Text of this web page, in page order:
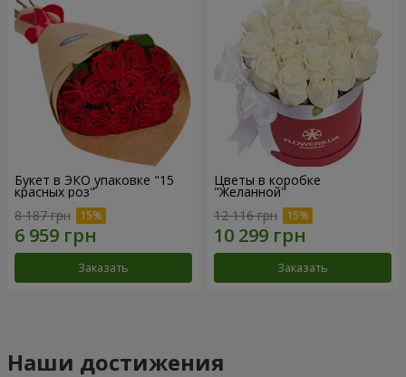
Букет в ЭКО упаковке "15
красных роз"
8 187 грн
Заказать
Цветы в коробке
"Желанной"
12 116 грн
Заказать
Наши достижения